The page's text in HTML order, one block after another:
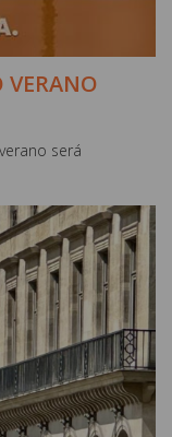
VERANO
será